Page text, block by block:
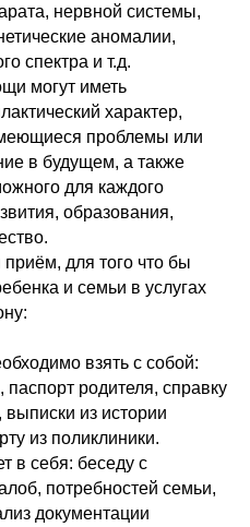
нервной системы,
аномалии,
спектра и т.д.
могут иметь
характер,
проблемы или
в будущем, а также
для каждого
образования,
для того что бы
и семьи в услугах
взять с собой:
родителя, справку
из истории
из поликлиники.
в себя: беседу с
потребностей семьи,
документации